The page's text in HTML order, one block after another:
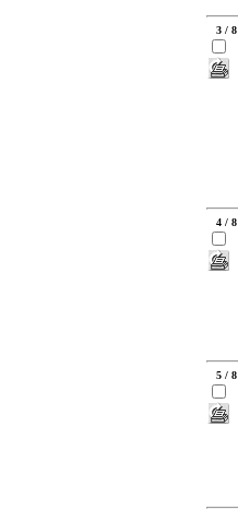
3 / 8
4 / 8
5 / 8